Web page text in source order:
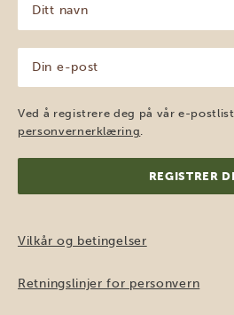
navn
(Påkrevd)
post
(Påkrevd)
Ved å registrere deg på vår e-
personvernerklæring.
Vilkår og betingelser
Retningslinjer for personvern